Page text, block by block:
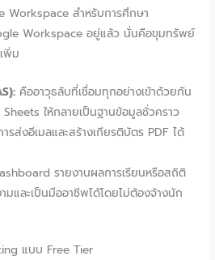
สำหรับการศึกษา
Workspace อยู่แล้ว นั่นคือขุมทรัพย์
พิ่ม
คืออาวุธลับที่เชื่อมทุกอย่างเข้าด้วยกัน
ให้กลายเป็นฐานข้อมูลชั่วคราว
รส่งอีเมลและสร้างเกียรติบัตร PDF ได้
รายงานผลการเรียนหรือสถิติ
และเป็นมืออาชีพได้โดยไม่ต้องจ้างนัก
แบบ Free Tier